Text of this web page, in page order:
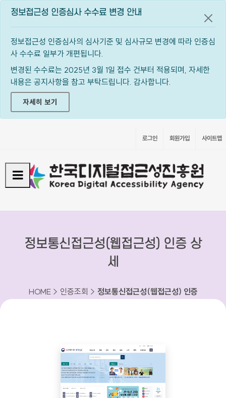
정보접근성 인증심사 수수료 변경 안내
정보접근성 인증심사의 심사기준 및 심사규모 변경에 따라 인증심
사 수수료 일부가 개편됩니다.
변경된 수수료는 2025년 3월 1일 접수 건부터 적용되며, 자세한
내용은 공지사항을 참고 부탁드립니다. 감사합니다.
자세히 보기
공지
로그인 회원가입 사이트맵
정보통신접근성(웹접근성) 인증 상
세
HOME > 인증조회 > 정보통신접근성(웹접근성) 인증